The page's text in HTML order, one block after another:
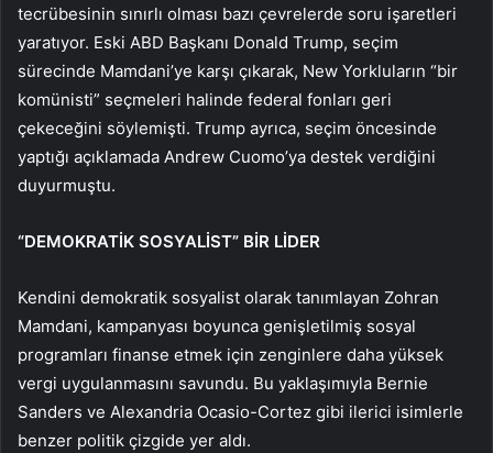
tecrübesinin sınırlı olması bazı çevrelerde soru işaretleri
yaratıyor. Eski ABD Başkanı Donald Trump, seçim
sürecinde Mamdani’ye karşı çıkarak, New Yorkluların “bir
komünisti” seçmeleri halinde federal fonları geri
çekeceğini söylemişti. Trump ayrıca, seçim öncesinde
yaptığı açıklamada Andrew Cuomo’ya destek verdiğini
duyurmuştu.
“DEMOKRATİK SOSYALİST” BİR LİDER
Kendini demokratik sosyalist olarak tanımlayan Zohran
Mamdani, kampanyası boyunca genişletilmiş sosyal
programları finanse etmek için zenginlere daha yüksek
vergi uygulanmasını savundu. Bu yaklaşımıyla Bernie
Sanders ve Alexandria Ocasio-Cortez gibi ilerici isimlerle
benzer politik çizgide yer aldı.